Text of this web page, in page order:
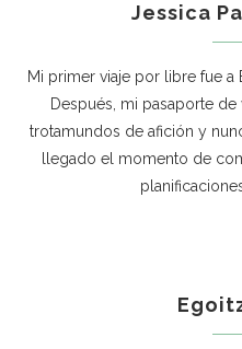
Jessica
Mi primer viaje por libre fue a
Después, mi pasaporte
trotamundos de afición y
llegado el momento de